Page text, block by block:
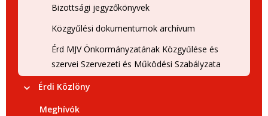
Bizottsági jegyzőkönyvek
Közgyűlési dokumentumok archívum
Érd MJV Önkormányzatának Közgyűlése és
szervei Szervezeti és Működési Szabályzata
Érdi Közlöny
Meghívók